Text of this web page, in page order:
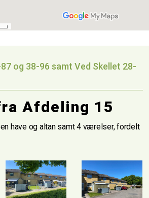
og 38-96 samt Ved Skellet 28-
Afdeling 15
have og altan samt 4 værelser, fordelt